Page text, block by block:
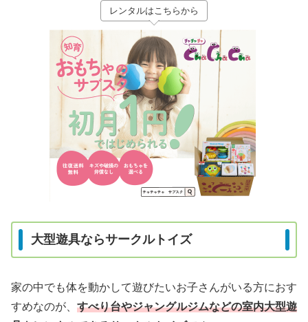
レンタルはこちらから
大型遊具ならサークルトイズ
家の中でも体を動かして遊びたいお子さんがいる方におす
すめなのが、 すべり台やジャングルジムなどの室内大型遊